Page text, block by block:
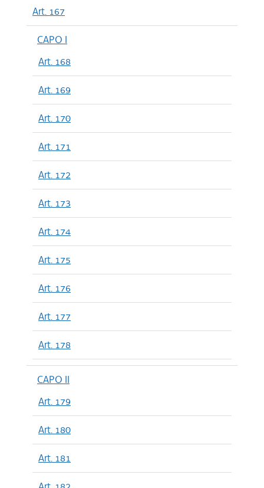
Art. 167
CAPO I
Art. 168
Art. 169
Art. 170
Art. 171
Art. 172
Art. 173
Art. 174
Art. 175
Art. 176
Art. 177
Art. 178
CAPO II
Art. 179
Art. 180
Art. 181